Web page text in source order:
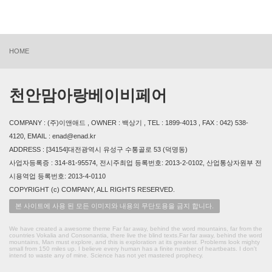
HOME
천안맘아랑베이비페어
COMPANY : (주)이앤애드 , OWNER : 백상기 , TEL : 1899-4013 , FAX : 042) 538-
4120, EMAIL : enad@enad.kr
ADDRESS : [34154]대전광역시 유성구 수통골로 53 (덕명동)
사업자등록증 : 314-81-95574, 전시주최업 등록번호: 2013-2-0102, 산업통상자원부 전
시용역업 등록번호: 2013-4-0110
COPYRIGHT (c) COMPANY, ALL RIGHTS RESERVED.
본 사이트에 사용 된 모든 이미지와 내용의 무단도용을 금지 합니다.
We have created a awesome theme Far far away, behind the word mountains, far from the
countries Vokalia and Consonantia, there live the blind texts.Far far away, behind the word
mountains, Man must explore, and this is exploration at its greatest. Problems look mighty
small from 150 miles up. I believe every human has a finite number of heartbeats. I don't
intend to waste any of mine. Science has not yet mastered prophecy.